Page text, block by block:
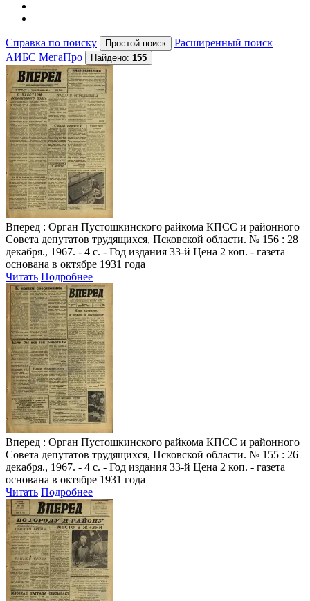
Справка по поиску
Расширенный поиск
АИБС МегаПро
Найдено: 155
Вперед : Орган Пустошкинского райкома КПСС и районного
Совета депутатов трудящихся, Псковской области. № 156 : 28
декабря., 1967. - 4 с. - Год издания 33-й Цена 2 коп. - газета
основана в октябре 1931 года
Читать Подробнее
Вперед : Орган Пустошкинского райкома КПСС и районного
Совета депутатов трудящихся, Псковской области. № 155 : 26
декабря., 1967. - 4 с. - Год издания 33-й Цена 2 коп. - газета
основана в октябре 1931 года
Читать Подробнее